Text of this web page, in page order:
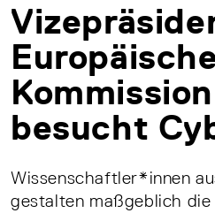
besucht
Wissenschaftler*innen
gestalten maßgeblich